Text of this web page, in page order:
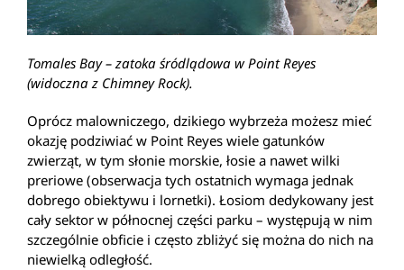
Tomales Bay – zatoka śródlądowa w Point Reyes
(widoczna z Chimney Rock).
Oprócz malowniczego, dzikiego wybrzeża możesz mieć
okazję podziwiać w Point Reyes wiele gatunków
zwierząt, w tym słonie morskie, łosie a nawet wilki
preriowe (obserwacja tych ostatnich wymaga jednak
dobrego obiektywu i lornetki). Łosiom dedykowany jest
cały sektor w północnej części parku – występują w nim
szczególnie obficie i często zbliżyć się można do nich na
niewielką odległość.